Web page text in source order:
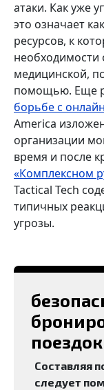
атаки. Как уже
это означает
ресурсов, к
необходимости
медицинской,
помощью. Еще
борьбе с
America
организации
время и после
«Комплексном
Tactical Tech
типичных
угрозы.
Составляя
следует